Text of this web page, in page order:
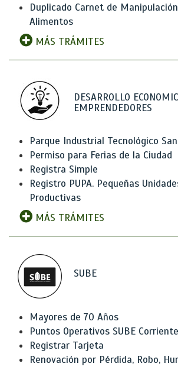
Duplicado Carnet de
Alimentos
MÁS TRÁMITES
DESARROLLO
EMPRENDEDORES
Parque Industrial Tecnológico
Permiso para Ferias de la Ciudad
Registra Simple
Registro PUPA. Pequeñas
Productivas
MÁS TRÁMITES
SUBE
Mayores de 70 Años
Puntos Operativos SUBE
Registrar Tarjeta
Renovación por Pérdida, Robo,